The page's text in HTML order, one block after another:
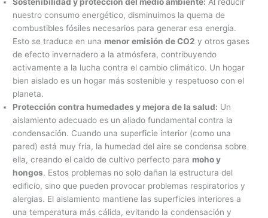
nuestro consumo energético, disminuimos la quema de
combustibles fósiles necesarios para generar esa energía.
Esto se traduce en una menor emisión de CO2 y otros gases
de efecto invernadero a la atmósfera, contribuyendo
activamente a la lucha contra el cambio climático. Un hogar
bien aislado es un hogar más sostenible y respetuoso con el
planeta.
Protección contra humedades y mejora de la salud: Un
aislamiento adecuado es un aliado fundamental contra la
condensación. Cuando una superficie interior (como una
pared) está muy fría, la humedad del aire se condensa sobre
ella, creando el caldo de cultivo perfecto para moho y
hongos. Estos problemas no solo dañan la estructura del
edificio, sino que pueden provocar problemas respiratorios y
alergias. El aislamiento mantiene las superficies interiores a
una temperatura más cálida, evitando la condensación y